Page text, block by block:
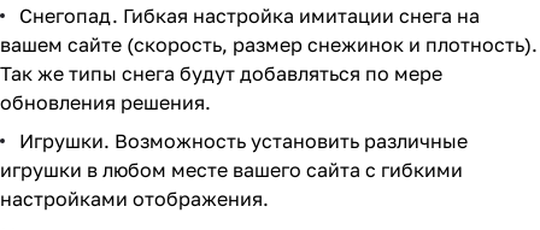
Снегопад. Гибкая настройка имитации снега на
вашем сайте (скорость, размер снежинок и плотность).
Так же типы снега будут добавляться по мере
обновления решения.
Игрушки. Возможность установить различные
игрушки в любом месте вашего сайта с гибкими
настройками отображения.